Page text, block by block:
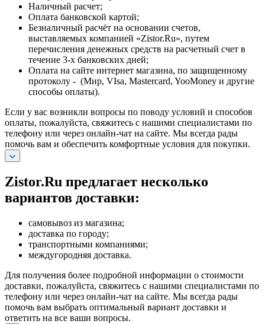
Наличный расчет;
Оплата банковской картой;
Безналичный расчёт на основании счетов,
выставляемых компанией «Zistor.Ru», путем
перечисления денежных средств на расчетный счет в
течение 3-х банковских дней;
Оплата на сайте интернет магазина, по защищенному
протоколу - (Мир, VIsa, Mastercard, YooMoney и другие
способы оплаты).
Если у вас возникли вопросы по поводу условий и способов
оплаты, пожалуйста, свяжитесь с нашими специалистами по
телефону или через онлайн-чат на сайте. Мы всегда рады
помочь вам и обеспечить комфортные условия для покупки.
Zistor.Ru предлагает несколько
вариантов доставки:
самовывоз из магазина;
доставка по городу;
транспортными компаниями;
междугородняя доставка.
Для получения более подробной информации о стоимости
доставки, пожалуйста, свяжитесь с нашими специалистами по
телефону или через онлайн-чат на сайте. Мы всегда рады
помочь вам выбрать оптимальный вариант доставки и
ответить на все ваши вопросы.